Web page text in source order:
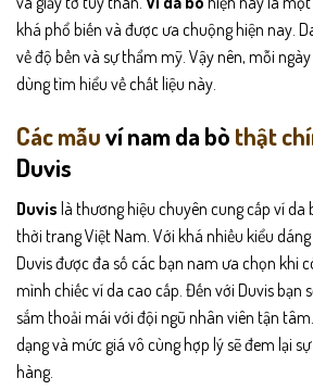
khá phổ biến và được ưa chuộng hiện nay.
về độ bền và sự thẩm mỹ. Vậy nên, mỗi
dùng tìm hiểu về chất liệu này.
Các mẫuví nam da bò thật
Duvis
Duvis là thương hiệu chuyên cung cấp ví
thời trang Việt Nam. Với khá nhiều kiểu
Duvis được đa số các bạn nam ưa chọn khi
mình chiếc ví da cao cấp. Đến với Duvis bạn
sắm thoải mái với đội ngũ nhân viên tận
dạng và mức giá vô cùng hợp lý sẽ đem lại
hàng.